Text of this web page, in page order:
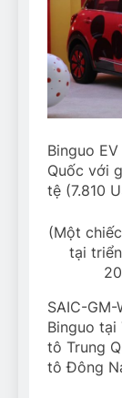
Binguo
Quốc với
tệ (7.810
(Một
tại
SAIC-
Binguo tại
tô Trung
tô Đông